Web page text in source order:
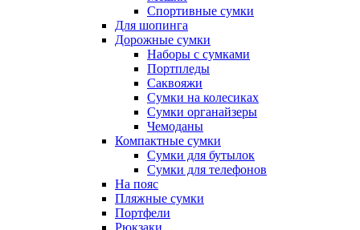
Спортивные сумки
Для шопинга
Дорожные сумки
Наборы с сумками
Портпледы
Саквояжи
Сумки на колесиках
Сумки органайзеры
Чемоданы
Компактные сумки
Сумки для бутылок
Сумки для телефонов
На пояс
Пляжные сумки
Портфели
Рюкзаки